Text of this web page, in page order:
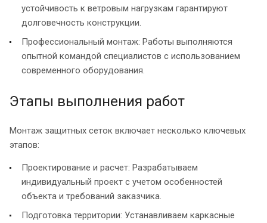
устойчивость к ветровым нагрузкам гарантируют
долговечность конструкции.
Профессиональный монтаж: Работы выполняются
опытной командой специалистов с использованием
современного оборудования.
Этапы выполнения работ
Монтаж защитных сеток включает несколько ключевых
этапов:
Проектирование и расчет: Разрабатываем
индивидуальный проект с учетом особенностей
объекта и требований заказчика.
Подготовка территории: Устанавливаем каркасные